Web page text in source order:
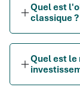
Quel est
classique ?
Quel est le